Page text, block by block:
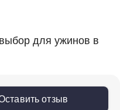
Каор
для ужинов в
отзыв